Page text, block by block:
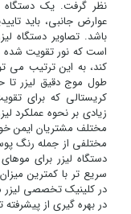
نظر گرفت. یک دستگاه
عوارض جانبی، باید
باشد. تصاویر دستگاه
است که نور تقویت
کند، به این ترتیب می
طول موج دقیق لیزر تا
کریستالی که برای
زیادی بر نحوه عملکرد
مختلف مشتریان ایمن
مختلفی از جمله رنگ
دستگاه لیزر برای
سریع تر با کمترین
در کلینیک تخصصی لیزر
در بهره گیری از